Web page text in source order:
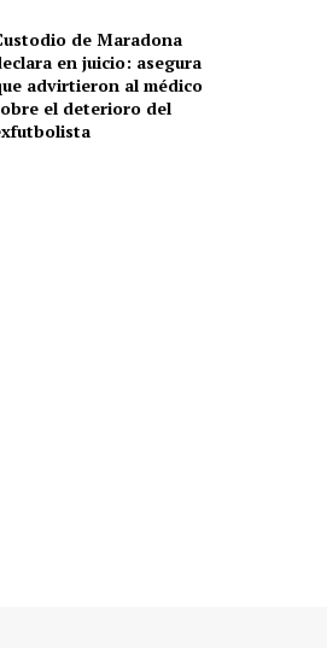
de Maradona
en juicio: asegura
advirtieron al médico
el deterioro del